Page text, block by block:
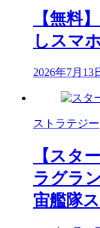
【無料
しスマ
2026年7月13
ストラテジー
【スタ
ラグラ
宙艦隊